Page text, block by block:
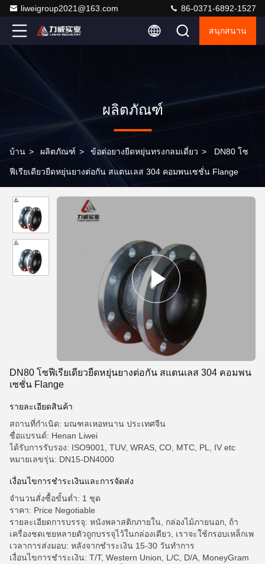
liweigroup2021@163.com 86-0371-6892-1527
สนุกสนาน
ผลิตภัณฑ์
บ้าน > ผลิตภัณฑ์ > ข้อต่อยางยืดหยุ่นทรงกลมเดี่ยว > DN80 โซ
ฟีเรียเดียวยืดหยุ่นยางต่อกัน สแตนเลส 304 คอมพนเซชั่น Flange
DN80 โซฟีเรียเดียวยืดหยุ่นยางต่อกัน สแตนเลส 304 คอมพน
เซชั่น Flange
รายละเอียดสินค้า
สถานที่กำเนิด: มณฑลเหอหนาน ประเทศจีน
ชื่อแบรนด์: Henan Liwei
ได้รับการรับรอง: ISO9001, TUV, WRAS, CO, MTC, PL, IV etc
หมายเลขรุ่น: DN15-DN4000
เงื่อนไขการชําระเงินและการจัดส่ง
จำนวนสั่งซื้อขั้นต่ำ: 1 ชุด
ราคา: Price Negotiable
รายละเอียดการบรรจุ: หนังพลาสติกภายใน, กล่องไม้ภายนอก, ถ้า
เครื่องชดเชยหลายตัวถูกบรรจุไว้ในกล่องเดียว, เราจะใช้กรอบเหล็กเพ
เวลาการส่งมอบ: หลังจากชำระเงิน 15-30 วันทำการ
เงื่อนไขการชำระเงิน: T/T, Western Union, L/C, D/A, MoneyGram